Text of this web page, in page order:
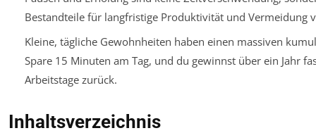
Bestandteile für langfristige Produktivität und Vermeidung
Kleine, tägliche Gewohnheiten haben einen massiven
Spare 15 Minuten am Tag, und du gewinnst über ein Jahr
Arbeitstage zurück.
Inhaltsverzeichnis